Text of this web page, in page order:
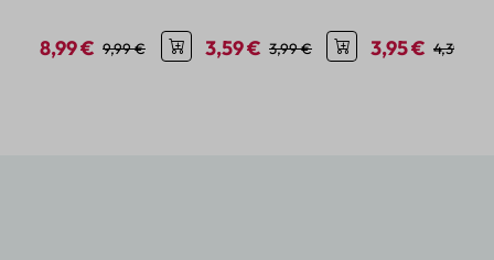
Verkaufspreis:
8,99 € Regulärer Preis:
9,99 €
Verkaufspreis:
3,59 € Regulärer Preis:
3,99 €
Verkaufspreis:
3,95 € 4,39 €